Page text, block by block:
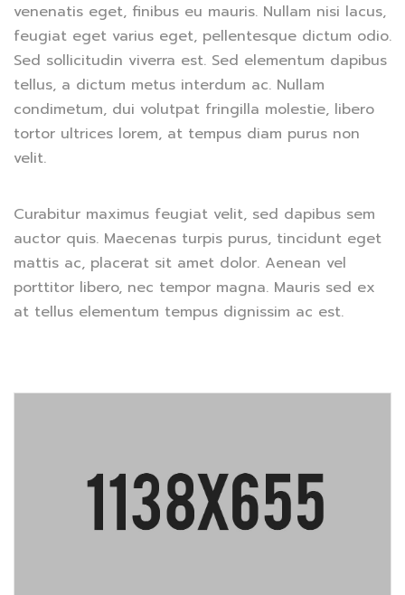
venenatis eget, finibus eu mauris. Nullam nisi lacus,
feugiat eget varius eget, pellentesque dictum odio.
Sed sollicitudin viverra est. Sed elementum dapibus
tellus, a dictum metus interdum ac. Nullam
condimetum, dui volutpat fringilla molestie, libero
tortor ultrices lorem, at tempus diam purus non
velit.
Curabitur maximus feugiat velit, sed dapibus sem
auctor quis. Maecenas turpis purus, tincidunt eget
mattis ac, placerat sit amet dolor. Aenean vel
porttitor libero, nec tempor magna. Mauris sed ex
at tellus elementum tempus dignissim ac est.